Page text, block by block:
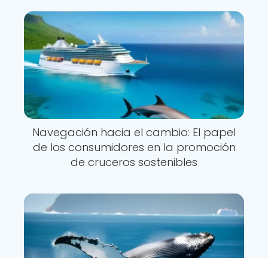
Navegación hacia el cambio: El papel
de los consumidores en la promoción
de cruceros sostenibles